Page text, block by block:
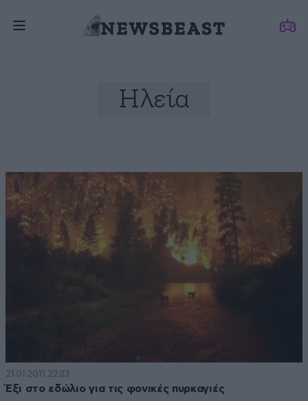
Ηλεία
21·01·2011 22:33
Έξι στο εδώλιο για τις φονικές πυρκαγιές